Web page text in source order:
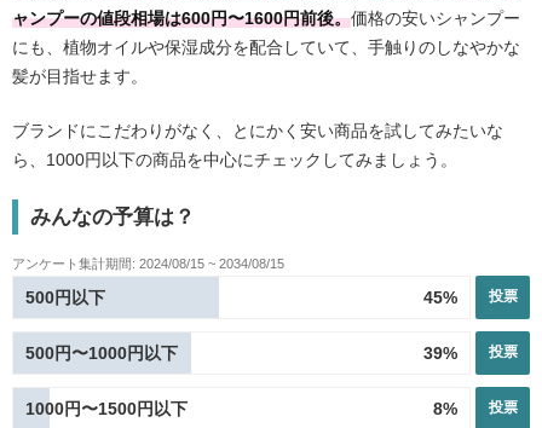
ャンプーの値段相場は600円〜1600円前後。価格の安いシャンプー
にも、植物オイルや保湿成分を配合していて、手触りのしなやかな
髪が目指せます。
ブランドにこだわりがなく、とにかく安い商品を試してみたいな
ら、1000円以下の商品を中心にチェックしてみましょう。
みんなの予算は？
アンケート集計期間: 2024/08/15 ~ 2034/08/15
500円以下 45% 投票
500円〜1000円以下 39% 投票
1000円〜1500円以下 8% 投票